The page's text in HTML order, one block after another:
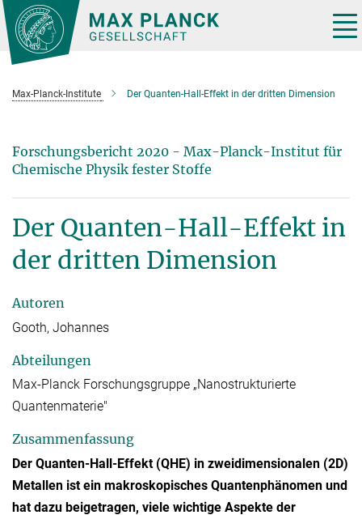
Hauptinhalt
Max-Planck-Institute Der Quanten-Hall-Effekt in der dritten Dimension
Forschungsbericht 2020 - Max-Planck-Institut für
Chemische Physik fester Stoffe
Der Quanten-Hall-Effekt in
der dritten Dimension
Autoren
Gooth, Johannes
Abteilungen
Max-Planck Forschungsgruppe „Nanostrukturierte
Quantenmaterie"
Zusammenfassung
Der Quanten-Hall-Effekt (QHE) in zweidimensionalen (2D)
Metallen ist ein makroskopisches Quantenphänomen und
hat dazu beigetragen, viele wichtige Aspekte der